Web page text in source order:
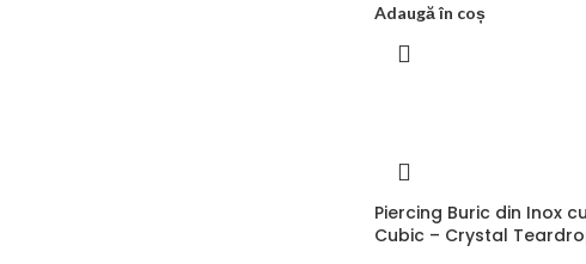
Adaugă în coș
Piercing Buric din Inox
Cubic – Crystal